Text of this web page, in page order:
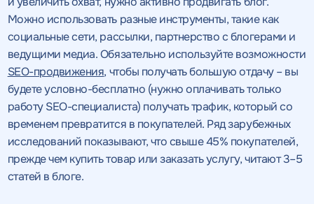
Можно использовать разные инструменты, такие как
социальные сети, рассылки, партнерство с блогерами и
ведущими медиа. Обязательно используйте возможности
SEO-продвижения, чтобы получать большую отдачу – вы
будете условно-бесплатно (нужно оплачивать только
работу SEO-специалиста) получать трафик, который со
временем превратится в покупателей. Ряд зарубежных
исследований показывают, что свыше 45% покупателей,
прежде чем купить товар или заказать услугу, читают 3–5
статей в блоге.